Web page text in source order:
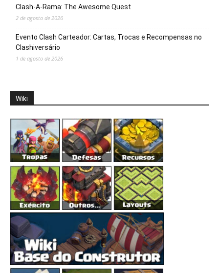
Clash-A-Rama: The Awesome Quest
2 de agosto de 2026
Evento Clash Carteador: Cartas, Trocas e Recompensas no
Clashiversário
1 de agosto de 2026
Wiki